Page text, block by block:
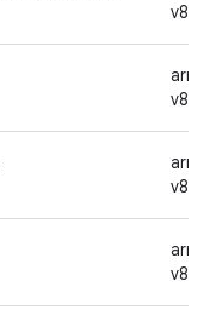
v8a
v8a
v8a
v8a